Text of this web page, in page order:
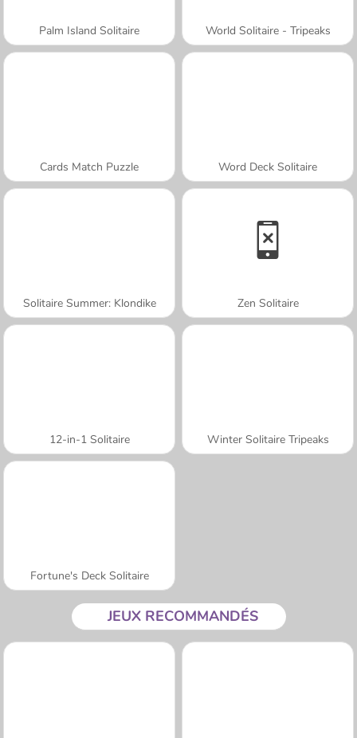
Palm Island Solitaire World Solitaire - Tripeaks
Cards Match Puzzle Word Deck Solitaire
Solitaire Summer: Klondike Zen Solitaire
12-in-1 Solitaire Winter Solitaire Tripeaks
Fortune's Deck Solitaire
JEUX RECOMMANDÉS